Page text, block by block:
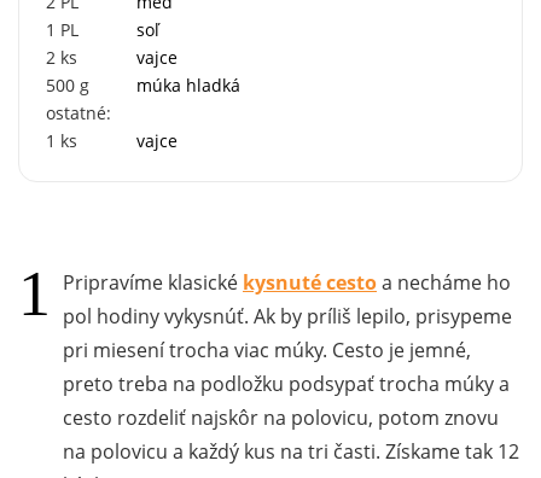
1 PL
soľ
2 ks
vajce
500 g
múka hladká
ostatné:
1 ks vajce
Pripravíme klasické kysnuté cestoa necháme ho
pol hodiny vykysnúť. Ak by príliš lepilo, prisypeme
pri miesení trocha viac múky. Cesto je jemné,
preto treba na podložku podsypať trocha múky a
cesto rozdeliť najskôr na polovicu, potom znovu
na polovicu a každý kus na tri časti. Získame tak 12